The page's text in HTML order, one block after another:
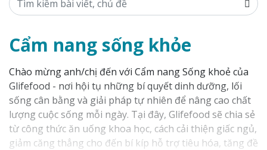
Cẩm nang sống khỏe
Chào mừng anh/chị đến với Cẩm nang Sống khoẻ của
Glifefood - nơi hội tụ những bí quyết dinh dưỡng, lối
sống cân bằng và giải pháp tự nhiên để nâng cao chất
lượng cuộc sống mỗi ngày. Tại đây, Glifefood sẽ chia sẻ
từ công thức ăn uống khoa học, cách cải thiện giấc ngủ,
giảm căng thẳng cho đến bí kíp hỗ trợ tiêu hóa, tăng đề